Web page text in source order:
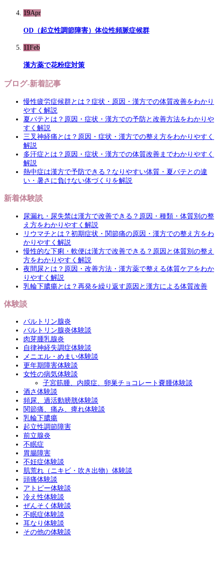
19Apr
OD（起立性調節障害）体位性頻脈症候群
11Feb
漢方薬で花粉症対策
ブログ-新着記事
慢性疲労症候群とは？症状・原因・漢方での体質改善をわかり
やすく解説
夏バテとは？原因・症状・漢方での予防と改善方法をわかりや
すく解説
三叉神経痛とは？原因・症状・漢方での整え方をわかりやすく
解説
多汗症とは？原因・症状・漢方での体質改善までわかりやすく
解説
熱中症は漢方で予防できる？なりやすい体質・夏バテとの違
い・暑さに負けない体づくりを解説
新着体験談
尿漏れ・尿失禁は漢方で改善できる？原因・種類・体質別の整
え方をわかりやすく解説
リウマチとは？初期症状・関節痛の原因・漢方での整え方をわ
かりやすく解説
慢性的な下痢・軟便は漢方で改善できる？原因と体質別の整え
方をわかりやすく解説
夜間尿とは？原因・改善方法・漢方薬で整える体質ケアをわか
りやすく解説
乳輪下膿瘍とは？再発を繰り返す原因と漢方による体質改善
体験談
バルトリン腺炎
バルトリン腺炎体験談
肉芽腫乳腺炎
自律神経失調症体験談
メニエル・めまい体験談
更年期障害体験談
女性の病気体験談
子宮筋腫、内膜症、卵巣チョコレート嚢腫体験談
酒さ体験談
頻尿、過活動膀胱体験談
関節痛、痛み、痺れ体験談
乳輪下膿瘍
起立性調節障害
前立腺炎
不眠症
胃腸障害
不妊症体験談
肌荒れ（ニキビ・吹き出物）体験談
頭痛体験談
アトピー体験談
冷え性体験談
ぜんそく体験談
不眠症体験談
耳なり体験談
その他の体験談